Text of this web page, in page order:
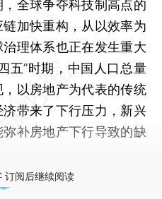
全球争夺科技制高点的
加快重构，从以效率为
理体系也正在发生重大
五”时期，中国人口总量
以房地产为代表的传统
带来了下行压力，新兴
补房地产下行导致的缺
订阅后继续阅读